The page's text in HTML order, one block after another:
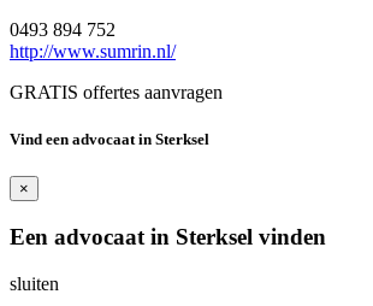
0493 894 752
http://www.sumrin.nl/
GRATIS offertes aanvragen
Vind een advocaat in Sterksel
×
Een advocaat in Sterksel vinden
sluiten